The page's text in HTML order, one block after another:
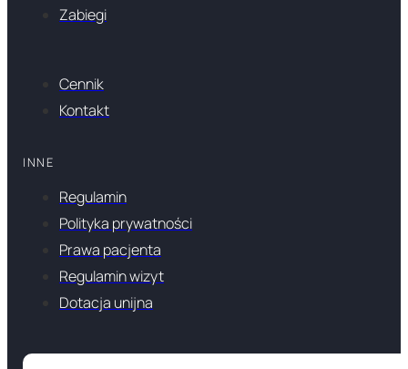
Zabiegi
Cennik
Kontakt
INNE
Regulamin
Polityka prywatności
Prawa pacjenta
Regulamin wizyt
Dotacja unijna